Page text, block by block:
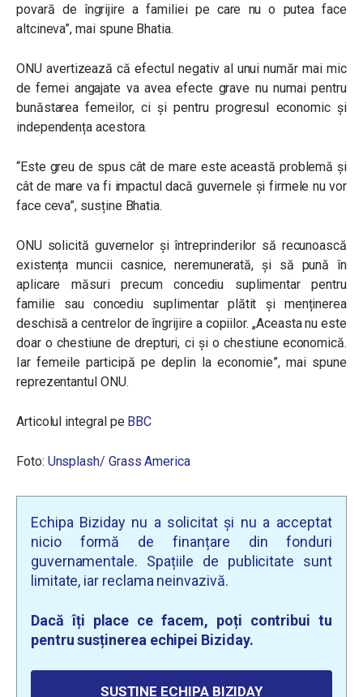
povară de îngrijire a familiei pe care nu o putea face
altcineva”, mai spune Bhatia.
ONU avertizează că efectul negativ al unui număr mai mic
de femei angajate va avea efecte grave nu numai pentru
bunăstarea femeilor, ci și pentru progresul economic și
independența acestora.
“Este greu de spus cât de mare este această problemă și
cât de mare va fi impactul dacă guvernele și firmele nu vor
face ceva”, susține Bhatia.
ONU solicită guvernelor și întreprinderilor să recunoască
existența muncii casnice, neremunerată, și să pună în
aplicare măsuri precum concediu suplimentar pentru
familie sau concediu suplimentar plătit și menținerea
deschisă a centrelor de îngrijire a copiilor. „Aceasta nu este
doar o chestiune de drepturi, ci și o chestiune economică.
Iar femeile participă pe deplin la economie”, mai spune
reprezentantul ONU.
Articolul integral pe BBC
Foto: Unsplash/ Grass America
Echipa Biziday nu a solicitat și nu a acceptat
nicio formă de finanțare din fonduri
guvernamentale. Spațiile de publicitate sunt
limitate, iar reclama neinvazivă.
Dacă îți place ce facem, poți contribui tu
pentru susținerea echipei Biziday.
SUSȚINE ECHIPA BIZIDAY